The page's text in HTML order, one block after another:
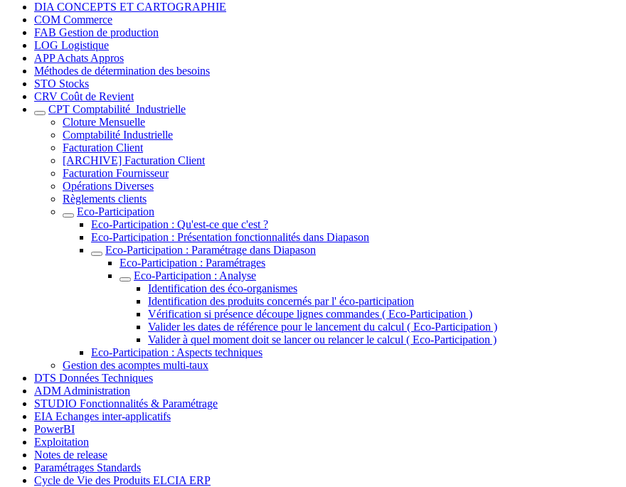
DIA CONCEPTS ET CARTOGRAPHIE
COM Commerce
FAB Gestion de production
LOG Logistique
APP Achats Appros
Méthodes de détermination des besoins
STO Stocks
CRV Coût de Revient
CPT Comptabilité_Industrielle
Cloture Mensuelle
Comptabilité Industrielle
Facturation Client
[ARCHIVE] Facturation Client
Facturation Fournisseur
Opérations Diverses
Règlements clients
Eco-Participation
Eco-Participation : Qu'est-ce que c'est ?
Eco-Participation : Présentation fonctionnalités dans Diapason
Eco-Participation : Paramétrage dans Diapason
Eco-Participation : Paramétrages
Eco-Participation : Analyse
Identification des éco-organismes
Identification des produits concernés par l' éco-participation
Vérification si présence découpe lignes commandes ( Eco-Participation )
Valider les dates de référence pour le lancement du calcul ( Eco-Participation )
Valider à quel moment doit se lancer ou relancer le calcul ( Eco-Participation )
Eco-Participation : Aspects techniques
Gestion des acomptes multi-taux
DTS Données Techniques
ADM Administration
STUDIO Fonctionnalités & Paramétrage
EIA Echanges inter-applicatifs
PowerBI
Exploitation
Notes de release
Paramétrages Standards
Cycle de Vie des Produits ELCIA ERP